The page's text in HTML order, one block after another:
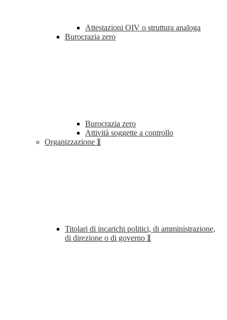
Attestazioni OIV o struttura analoga
Burocrazia zero
Burocrazia zero
Attività soggette a controllo
Organizzazione 1
Titolari di incarichi politici, di amministrazione,
di direzione o di governo 1